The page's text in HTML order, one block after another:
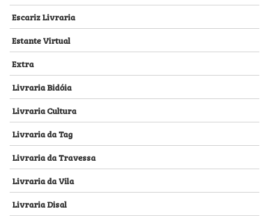
Escariz Livraria
Estante Virtual
Extra
Livraria Bidóia
Livraria Cultura
Livraria da Tag
Livraria da Travessa
Livraria da Vila
Livraria Disal